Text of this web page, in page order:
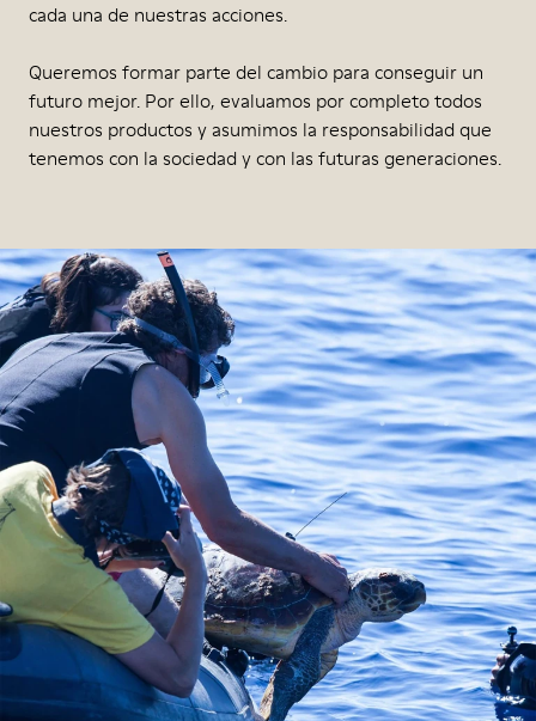
cada una de nuestras acciones.
Queremos formar parte del cambio para conseguir un
futuro mejor. Por ello, evaluamos por completo todos
nuestros productos y asumimos la responsabilidad que
tenemos con la sociedad y con las futuras generaciones.